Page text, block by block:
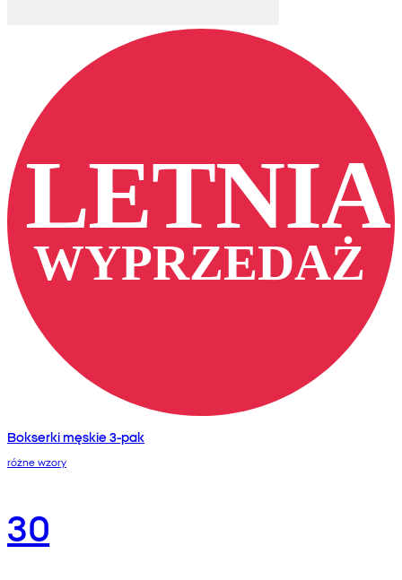
Bokserki męskie 3-pak
różne wzory
30